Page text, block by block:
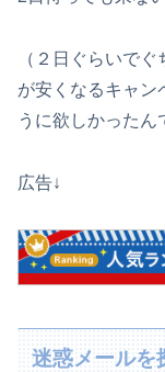
（２日ぐらいで
が安くなるキャン
うに欲しかったん
広告↓
迷惑メールを